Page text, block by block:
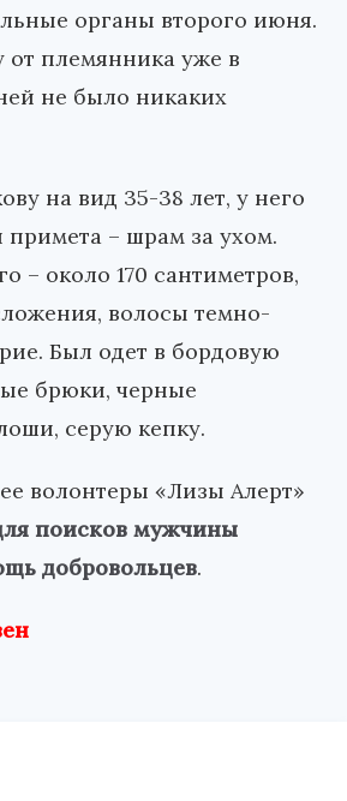
органы второго июня.
от племянника уже в
не было никаких
на вид 35-38 лет, у него
примета – шрам за ухом.
– около 170 сантиметров,
волосы темно-
Был одет в бордовую
брюки, черные
серую кепку.
волонтеры «Лизы Алерт»
поисков мужчины
добровольцев.